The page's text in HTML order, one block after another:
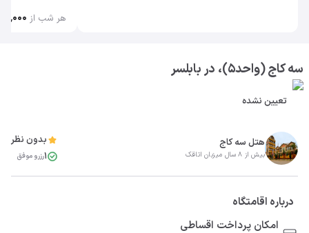
هر شب از
سه کاج (واحد۵)، در بابلسر
تعیین نشده
هتل سه کاج
بیش از 8 سال میزبان اتاقک
بدون نظر
1رزرو موفق
درباره اقامتگاه
امکان پرداخت اقساطی